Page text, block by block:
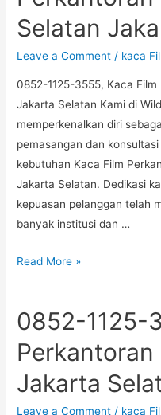
Perkantoran
di
Lama
Utara
Jakarta
Selatan
Selatan
Leave a Comment / kaca
0852-1125-3555, Kaca
Jakarta Selatan Kami di
memperkenalkan diri
pemasangan dan
kebutuhan Kaca Film
Jakarta Selatan. Dedikasi
kepuasan pelanggan telah
banyak institusi dan …
0852-
Kaca
Perkantoran
Read More »
0852-1125-
Jakarta
Leave a Comment / kaca